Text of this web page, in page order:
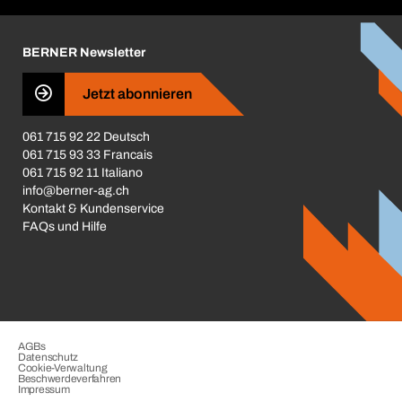
Business Conduct
BERNER Newsletter
Jetzt abonnieren
061 715 92 22 Deutsch
061 715 93 33 Francais
061 715 92 11 Italiano
info@berner-ag.ch
Kontakt & Kundenservice
FAQs und Hilfe
AGBs
Datenschutz
Cookie-Verwaltung
Beschwerdeverfahren
Impressum